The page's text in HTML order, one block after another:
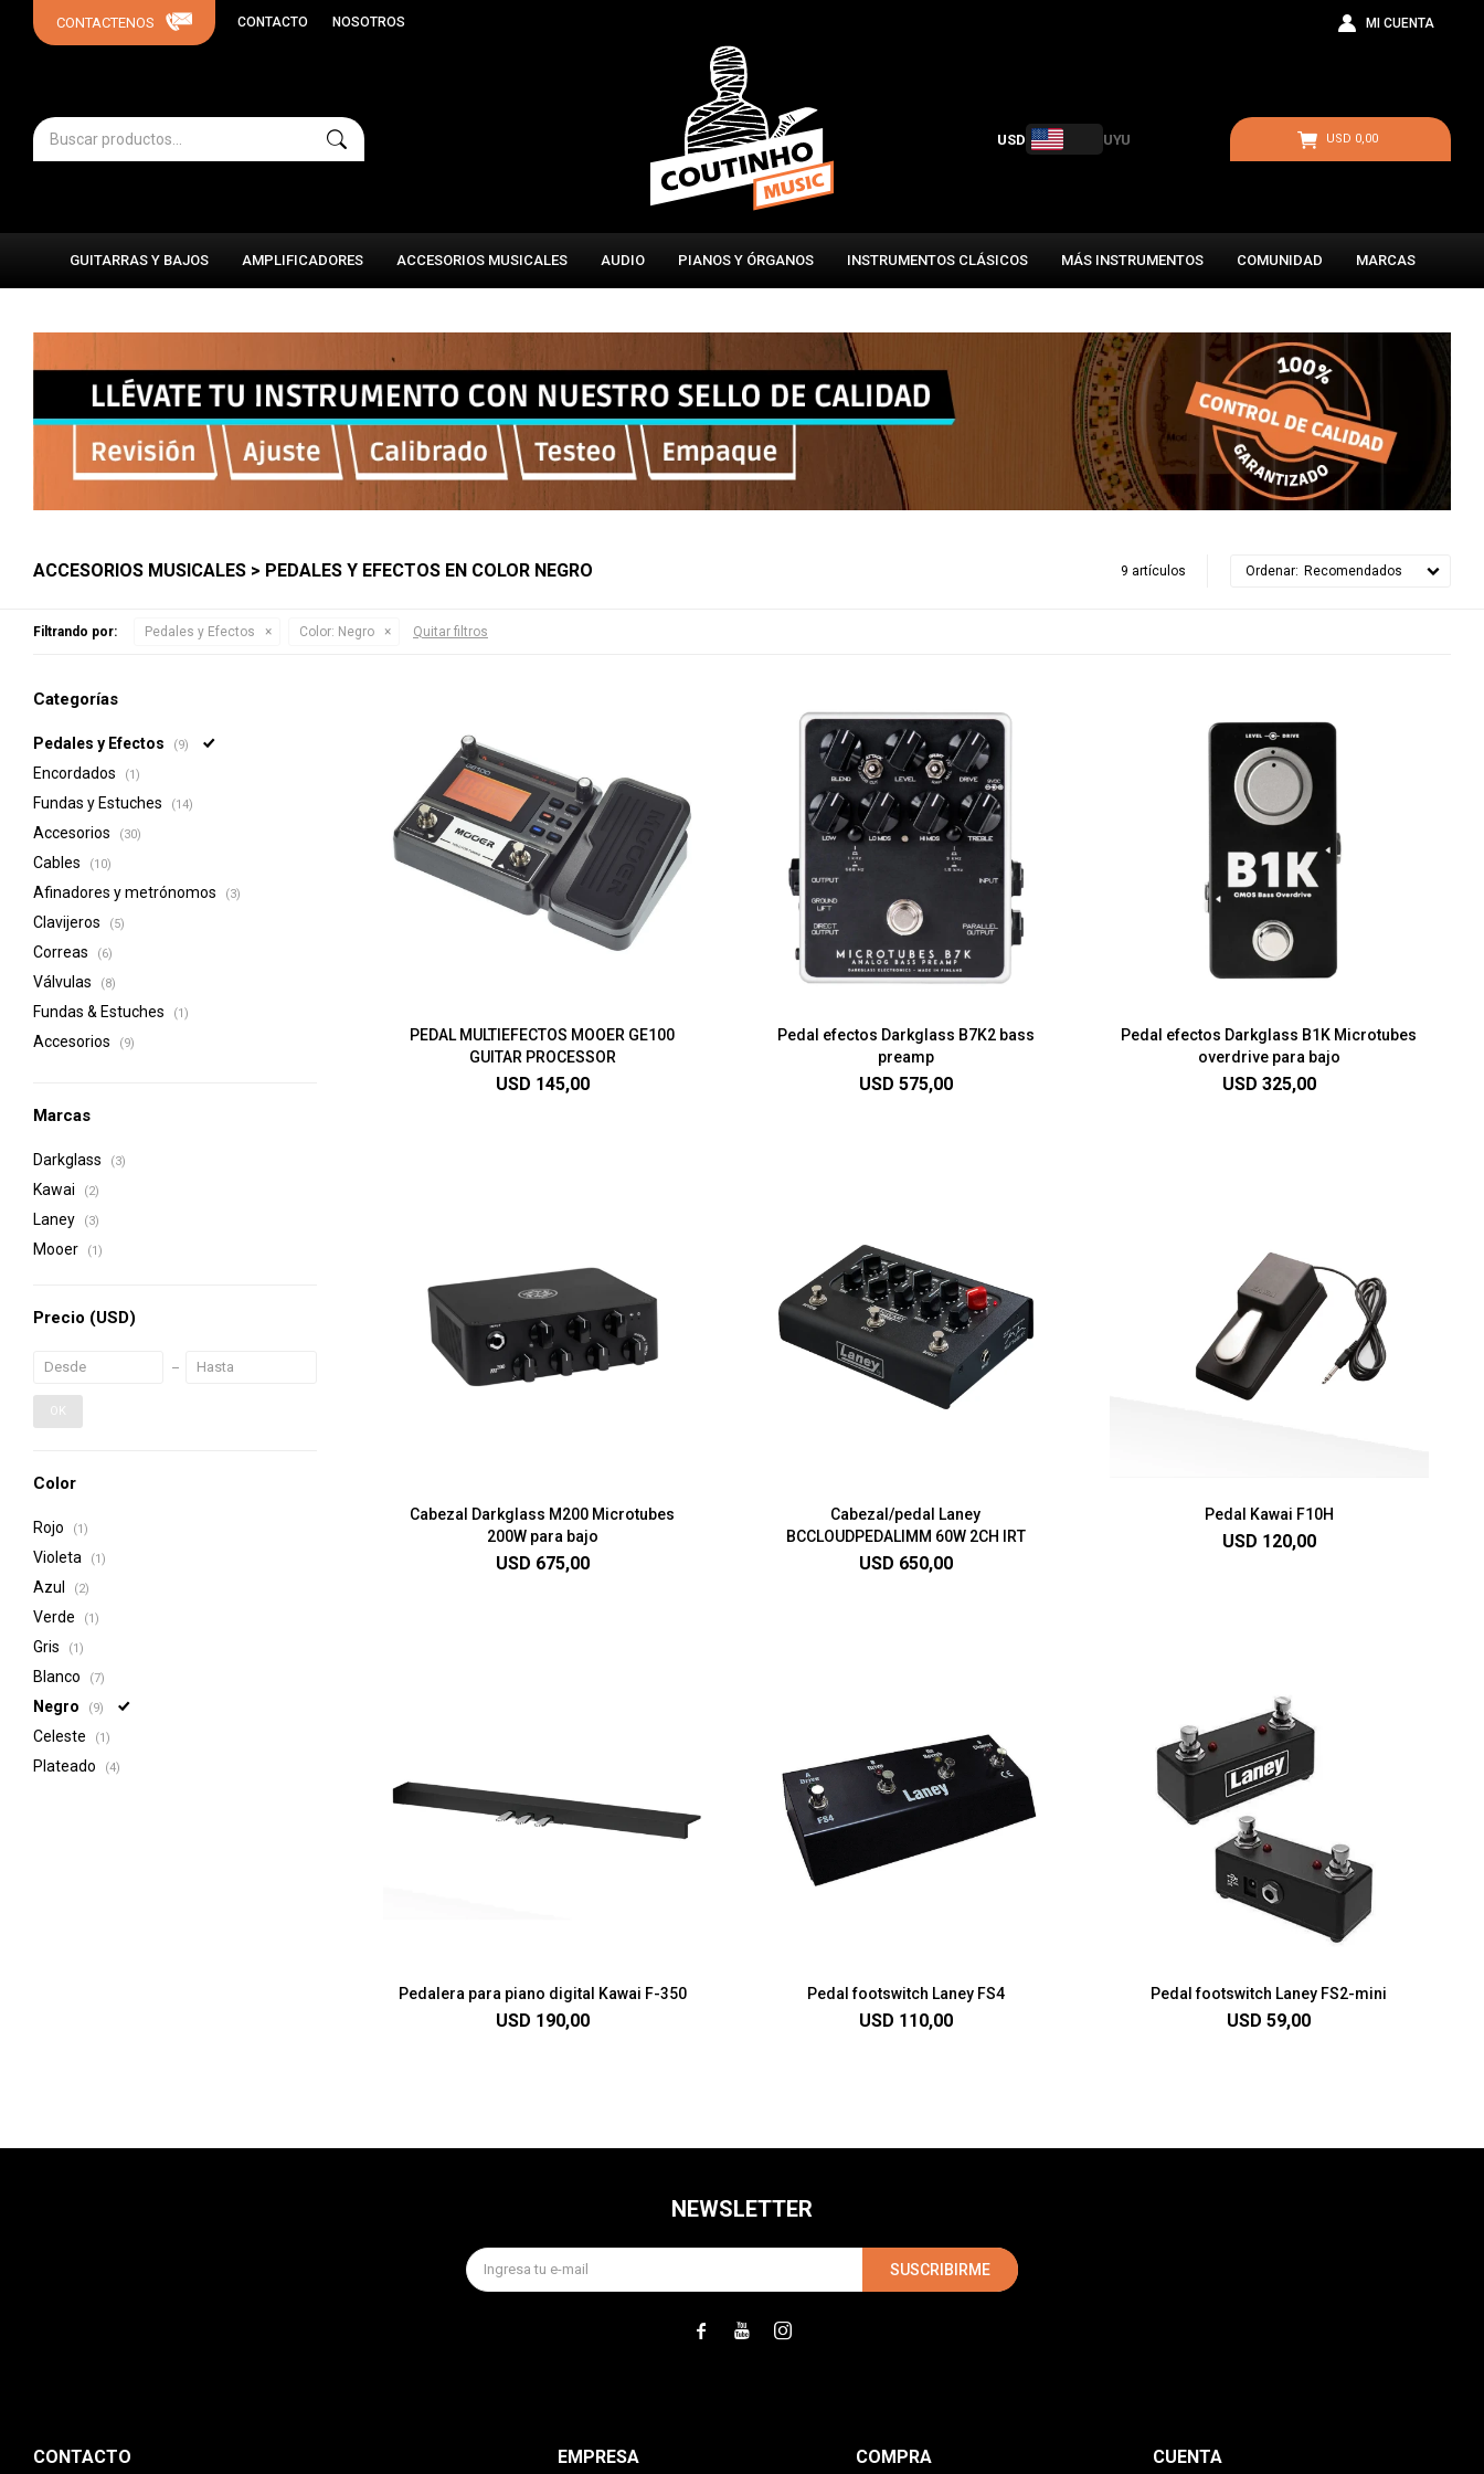
GUITARRAS Y BAJOS AMPLIFICADORES ACCESORIOS MUSICALES AUDIO PIANOS Y ÓRGANOS INSTRUMENTOS CLÁSICOS MÁS INSTRUMENTOS COMUNIDAD MARCAS
USD 0,00
USD UYU
CONTACTO NOSOTROS
ACCESORIOS MUSICALES > PEDALES Y EFECTOS EN COLOR NEGRO 9 artículos Recomendados
Filtrando por: Pedales y Efectos Color: Negro Quitar filtros
PEDAL MULTIEFECTOS MOOER GE100
GUITAR PROCESSOR
USD 145,00
Pedal efectos Darkglass B7K2 bass
preamp
USD 575,00
Pedal efectos Darkglass B1K Microtubes
overdrive para bajo
USD 325,00
Cabezal Darkglass M200 Microtubes
200W para bajo
USD 675,00
Cabezal/pedal Laney
BCCLOUDPEDALIMM 60W 2CH IRT
USD 650,00
Pedal Kawai F10H
USD 120,00
Pedalera para piano digital Kawai F-350
USD 190,00
Pedal footswitch Laney FS4
USD 110,00
Pedal footswitch Laney FS2-mini
USD 59,00
Categorías
Pedales y Efectos (9)
Encordados (1)
Fundas y Estuches (14)
Accesorios (30)
Cables (10)
Afinadores y metrónomos (3)
Clavijeros (5)
Correas (6)
Válvulas (8)
Fundas & Estuches (1)
Accesorios (9)
Marcas
Darkglass (3)
Kawai (2)
Laney (3)
Mooer (1)
Precio (USD)
OK
Color
Rojo (1)
Violeta (1)
Azul (2)
Verde (1)
Gris (1)
Blanco (7)
Negro (9)
Celeste (1)
Plateado (4)
CONTACTO EMPRESA COMPRA CUENTA
NEWSLETTER
SUSCRIBIRME
  